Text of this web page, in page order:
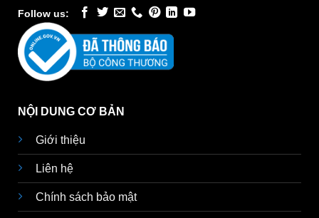
Follow us:
NỘI DUNG CƠ BẢN
Giới thiệu
Liên hệ
Chính sách bảo mật